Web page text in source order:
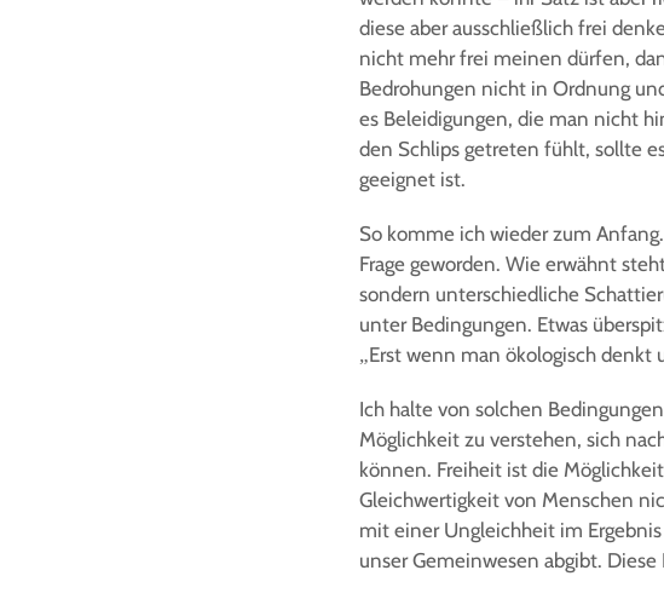
diese aber ausschließlich frei
nicht mehr frei meinen dürfen,
Bedrohungen nicht in Ordnung
es Beleidigungen, die man nicht
den Schlips getreten fühlt, sollte
geeignet ist.
So komme ich wieder zum
Frage geworden. Wie erwähnt
sondern unterschiedliche
unter Bedingungen. Etwas
„Erst wenn man ökologisch
Ich halte von solchen
Möglichkeit zu verstehen, sich
können. Freiheit ist die
Gleichwertigkeit von Menschen
mit einer Ungleichheit im Ergebnis
unser Gemeinwesen abgibt. Diese